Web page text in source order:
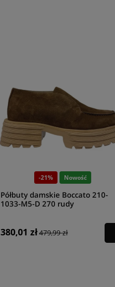
-21% Nowość
Półbuty damskie Boccato 210-
1033-M5-D 270 rudy
380,01 zł479,99 zł